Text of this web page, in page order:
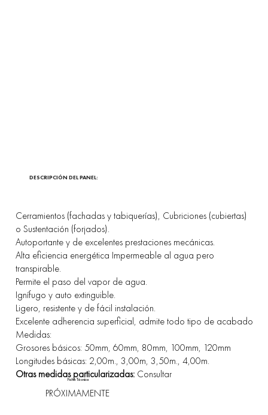
Ficha Técnica
PRÓXIMAMENTE
DESCRIPCIÓN DEL PANEL:
Cerramientos (fachadas y tabiquerías), Cubriciones (cubiertas)
o Sustentación (forjados).
Autoportante y de excelentes prestaciones mecánicas.
Alta eficiencia energética Impermeable al agua pero
transpirable.
Permite el paso del vapor de agua.
Ignífugo y auto extinguible.
Ligero, resistente y de fácil instalación.
Excelente adherencia superficial, admite todo tipo de acabado
Medidas:
Grosores básicos: 50mm, 60mm, 80mm, 100mm, 120mm
Longitudes básicas: 2,00m., 3,00m, 3,50m., 4,00m.
Otras medidas particularizadas: Consultar